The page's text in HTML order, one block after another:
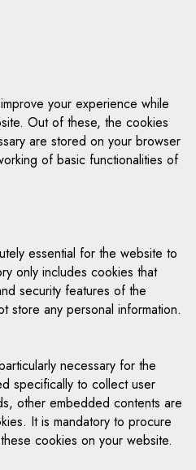
your experience while
Out of these, the cookies
are stored on your browser
of basic functionalities of
essential for the website to
only includes cookies that
security features of the
store any personal information.
necessary for the
specifically to collect user
other embedded contents are
It is mandatory to procure
cookies on your website.